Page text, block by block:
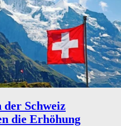
Schweiz
die Erhöhung